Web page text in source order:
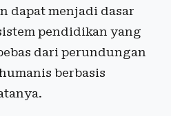
dapat menjadi dasar
pendidikan yang
dari perundungan
berbasis